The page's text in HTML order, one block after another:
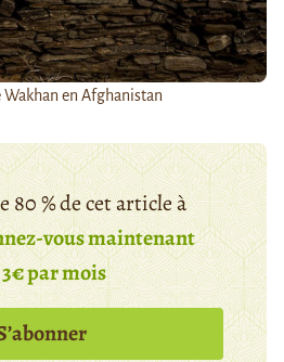
Wakhan en Afghanistan
80 % de cet article à
vous maintenant
par mois